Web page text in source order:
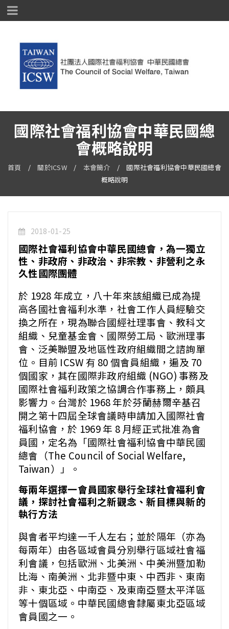
國際社會福利協會中華民國總
會概略說明
首頁 / 關於ICSW / 本會簡介 /
國際社會福利協會中華民國總會
概略說明
2018-01-25
國際社會福利協會中華民國總會，為一獨立
性、非政府、非政治、非宗教、非營利之永
久性國際團體
於 1928 年成立，八十年來該組織已成為提
高各國社會福利水準，社會工作人員經驗交
換之所在，現為聯合國經社理事會、教科文
組織、兒童基金會、國際勞工局、歐洲理事
會、泛美聯盟及地區性政府組織間之諮詢單
位。目前 ICSW 有 80 個會員組織，遍及 70
個國家，其在國際非政府組織 (NGO) 事務及
國際社會福利政策之協調合作事務上，頗具
影響力。台灣於 1968 年於芬蘭赫爾辛基召
開之第十四屆全球會議時申請加入國際社會
福利協會，於 1969 年 8 月經正式批准為會
員國，定名為「國際社會福利協會中華民國
總會（The Council of Social Welfare,
Taiwan）」。
每兩年選擇一會員國家舉行全球社會福利會
議，探討社會福利之新觀念、新目標與新的
執行方法
與會者平均達一千人左右；並於隔年（亦為
每兩年）由各區域會員分別舉行區域社會福
利會議，包括歐洲、北美洲、中美洲暨加勒
比海、南美洲、北非暨中東、中西非、東南
非、東北亞、中南亞、及東南亞暨太平洋區
等十個區域。中華民國總會隸屬東北亞區域
會員國之一。